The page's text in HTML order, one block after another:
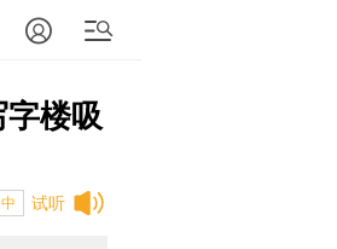
楼吸
试听